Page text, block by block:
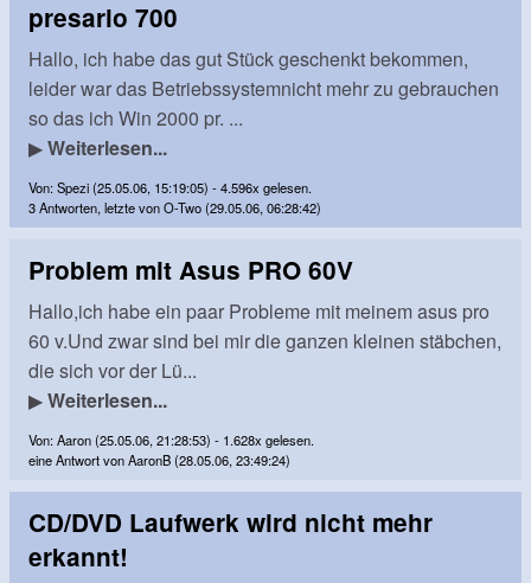
presario 700
Hallo, ich habe das gut Stück geschenkt bekommen,
leider war das Betriebssystemnicht mehr zu gebrauchen
so das ich Win 2000 pr. ...
▶Weiterlesen...
Von: Spezi (25.05.06, 15:19:05) - 4.596x gelesen.
3 Antworten, letzte von O-Two (29.05.06, 06:28:42)
Problem mit Asus PRO 60V
Hallo,ich habe ein paar Probleme mit meinem asus pro
60 v.Und zwar sind bei mir die ganzen kleinen stäbchen,
die sich vor der Lü...
▶Weiterlesen...
Von: Aaron (25.05.06, 21:28:53) - 1.628x gelesen.
eine Antwort von AaronB (28.05.06, 23:49:24)
CD/DVD Laufwerk wird nicht mehr
erkannt!